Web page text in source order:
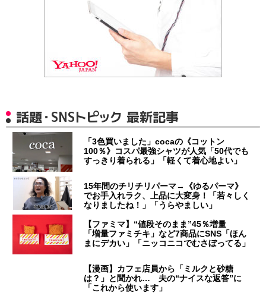
話題・SNSトピック 最新記事
「3色買いました」cocaの《コットン
100％》コスパ最強シャツが人気「50代でも
すっきり着られる」「軽くて着心地よい」
15年間のチリチリパーマ→《ゆるパーマ》
でお手入れラク、上品に大変身！「若々しく
なりましたね！」「うらやましい」
【ファミマ】“値段そのまま”45％増量
「増量ファミチキ」など7商品にSNS「ほん
まにデカい」「ニッコニコでむさぼってる」
【漫画】カフェ店員から「ミルクと砂糖
は？」と聞かれ… 夫の“ナイスな返答”に
「これから使います」